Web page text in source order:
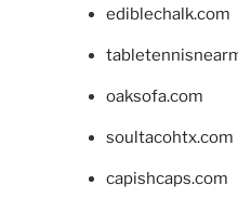
ediblechalk.com
oaksofa.com
soultacohtx.com
capishcaps.com